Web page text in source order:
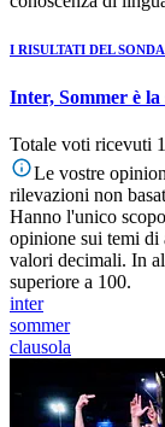
I RISULTATI DEL
Inter, Sommer è
Totale voti ricevuti 1
Le vostre
rilevazioni non
Hanno l'unico
opinione sui temi di
valori decimali. In
superiore a 100.
inter
sommer
clausola